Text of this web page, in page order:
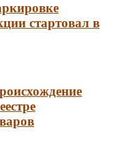
стартовал в